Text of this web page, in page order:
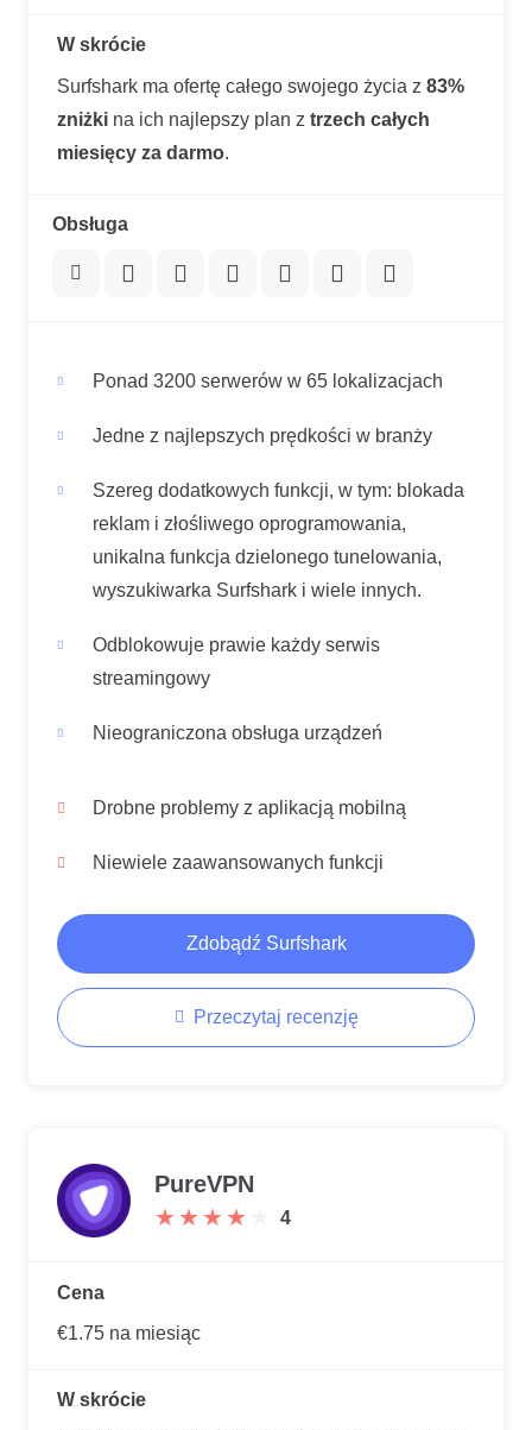
W skrócie
Surfshark ma ofertę całego swojego życia z 83%
zniżkina ich najlepszy plan z trzech całych
miesięcy za darmo.
Obsługa
Ponad 3200 serwerów w 65 lokalizacjach
Jedne z najlepszych prędkości w branży
Szereg dodatkowych funkcji, w tym: blokada
reklam i złośliwego oprogramowania,
unikalna funkcja dzielonego tunelowania,
wyszukiwarka Surfshark i wiele innych.
Odblokowuje prawie każdy serwis
streamingowy
Nieograniczona obsługa urządzeń
Drobne problemy z aplikacją mobilną
Niewiele zaawansowanych funkcji
Zdobądź Surfshark
Przeczytaj recenzję
PureVPN
★ ★ ★ ★
★ ★ ★ ★ 4
Cena
€1.75 na miesiąc
W skrócie